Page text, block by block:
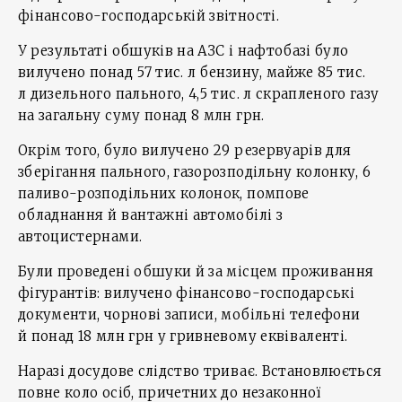
фінансово-господарській звітності.
У результаті обшуків на АЗС і нафтобазі було
вилучено понад 57 тис. л бензину, майже 85 тис.
л дизельного пального, 4,5 тис. л скрапленого газу
на загальну суму понад 8 млн грн.
Окрім того, було вилучено 29 резервуарів для
зберігання пального, газорозподільну колонку, 6
паливо-розподільних колонок, помпове
обладнання й вантажні автомобілі з
автоцистернами.
Були проведені обшуки й за місцем проживання
фігурантів: вилучено фінансово-господарські
документи, чорнові записи, мобільні телефони
й понад 18 млн грн у гривневому еквіваленті.
Наразі досудове слідство триває. Встановлюється
повне коло осіб, причетних до незаконної